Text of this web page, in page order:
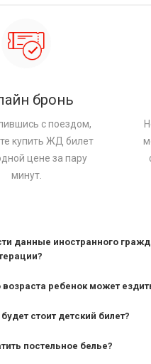
бронь
с поездом,
купить ЖД билет
цене за пару
минут.
данные иностранного
возраста ребенок может
дальнего следования
стоит детский билет?
постельное белье?